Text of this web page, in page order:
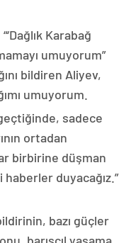
Karabağ
umuyorum”
bildiren Aliyev,
umuyorum.
sadece
ortadan
birbirine düşman
duyacağız.”
bazı güçler